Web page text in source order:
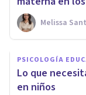
Melissa
PSICOLOGÍA
Lo que
en niños